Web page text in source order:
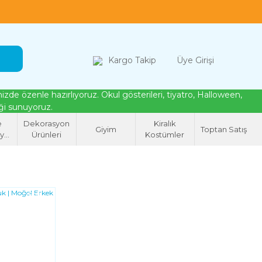
Kargo Takip Üye Girişi
özenle hazırlıyoruz. Okul gösterileri, tiyatro, Halloween,
sunuyoruz.
Dekorasyon
Ürünleri
Giyim
Kiralık
Kostümler
Toptan Satış
YENI